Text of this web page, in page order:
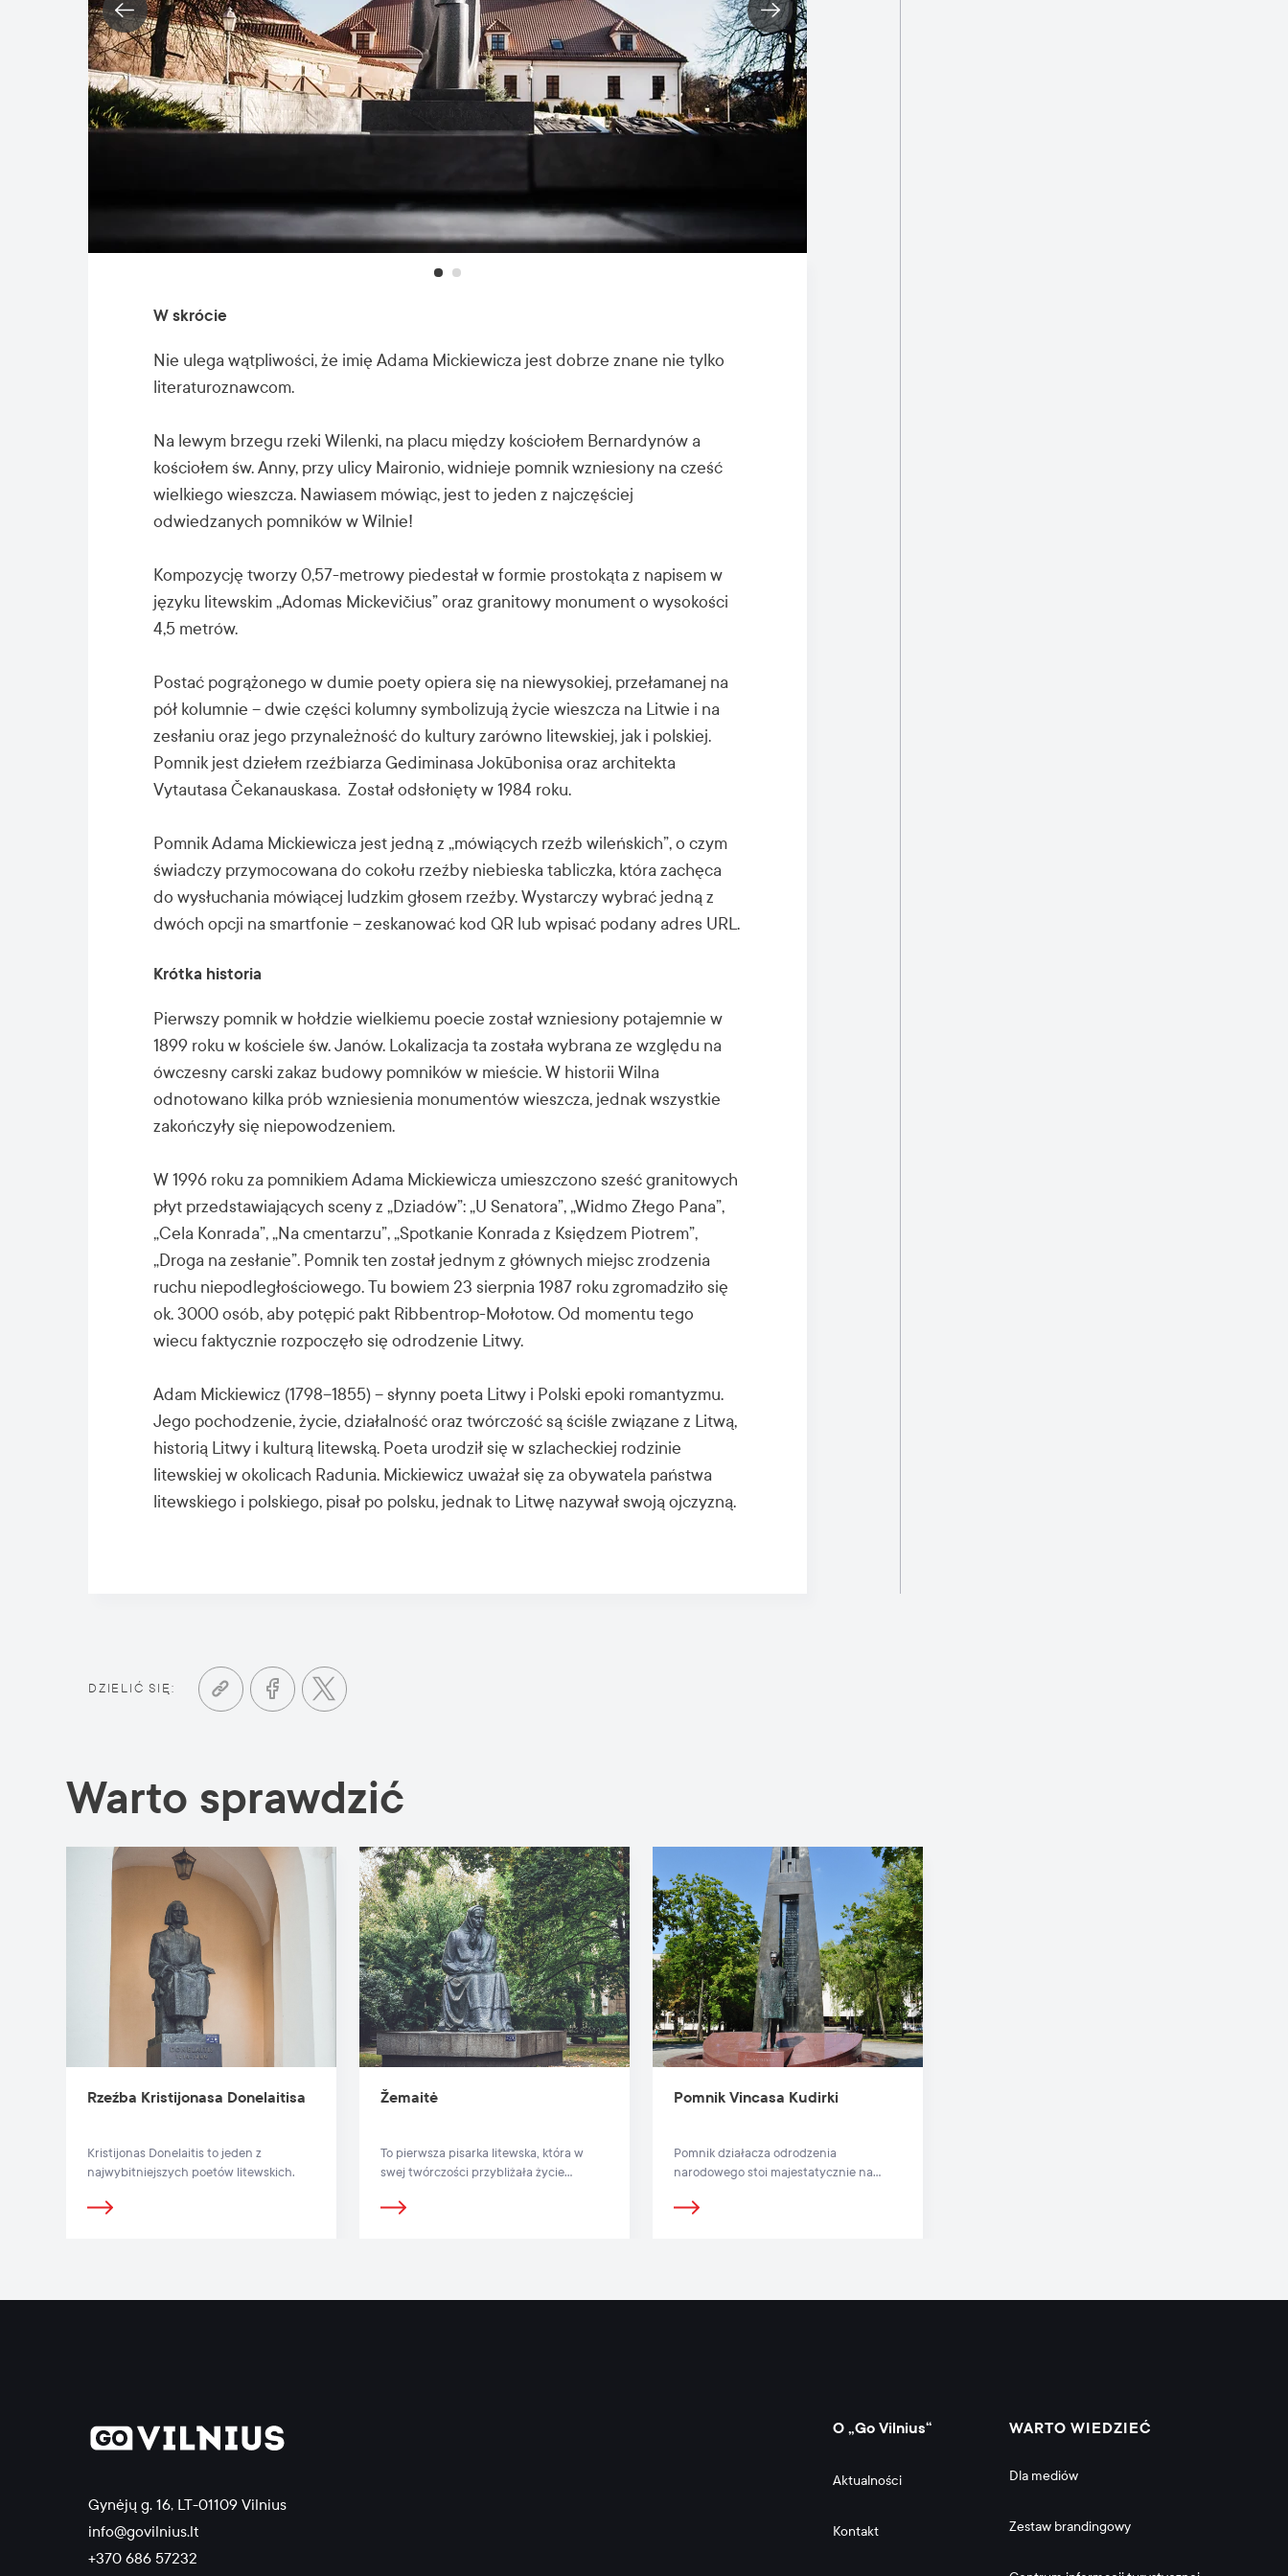
W skrócie
Nie ulega wątpliwości, że imię Adama Mickiewicza jest dobrze znane nie tylko
literaturoznawcom.
Na lewym brzegu rzeki Wilenki, na placu między kościołem Bernardynów a
kościołem św. Anny, przy ulicy Maironio, widnieje pomnik wzniesiony na cześć
wielkiego wieszcza. Nawiasem mówiąc, jest to jeden z najczęściej
odwiedzanych pomników w Wilnie!
Kompozycję tworzy 0,57-metrowy piedestał w formie prostokąta z napisem w
języku litewskim „Adomas Mickevičius” oraz granitowy monument o wysokości
4,5 metrów.
Postać pogrążonego w dumie poety opiera się na niewysokiej, przełamanej na
pół kolumnie – dwie części kolumny symbolizują życie wieszcza na Litwie i na
zesłaniu oraz jego przynależność do kultury zarówno litewskiej, jak i polskiej.
Pomnik jest dziełem rzeźbiarza Gediminasa Jokūbonisa oraz architekta
Vytautasa Čekanauskasa. Został odsłonięty w 1984 roku.
Pomnik Adama Mickiewicza jest jedną z „mówiących rzeźb wileńskich”, o czym
świadczy przymocowana do cokołu rzeźby niebieska tabliczka, która zachęca
do wysłuchania mówiącej ludzkim głosem rzeźby. Wystarczy wybrać jedną z
dwóch opcji na smartfonie – zeskanować kod QR lub wpisać podany adres URL.
Krótka historia
Pierwszy pomnik w hołdzie wielkiemu poecie został wzniesiony potajemnie w
1899 roku w kościele św. Janów. Lokalizacja ta została wybrana ze względu na
ówczesny carski zakaz budowy pomników w mieście. W historii Wilna
odnotowano kilka prób wzniesienia monumentów wieszcza, jednak wszystkie
zakończyły się niepowodzeniem.
W 1996 roku za pomnikiem Adama Mickiewicza umieszczono sześć granitowych
płyt przedstawiających sceny z „Dziadów”: „U Senatora”, „Widmo Złego Pana”,
„Cela Konrada”, „Na cmentarzu”, „Spotkanie Konrada z Księdzem Piotrem”,
„Droga na zesłanie”. Pomnik ten został jednym z głównych miejsc zrodzenia
ruchu niepodległościowego. Tu bowiem 23 sierpnia 1987 roku zgromadziło się
ok. 3000 osób, aby potępić pakt Ribbentrop-Mołotow. Od momentu tego
wiecu faktycznie rozpoczęło się odrodzenie Litwy.
Adam Mickiewicz (1798–1855) – słynny poeta Litwy i Polski epoki romantyzmu.
Jego pochodzenie, życie, działalność oraz twórczość są ściśle związane z Litwą,
historią Litwy i kulturą litewską. Poeta urodził się w szlacheckiej rodzinie
litewskiej w okolicach Radunia. Mickiewicz uważał się za obywatela państwa
litewskiego i polskiego, pisał po polsku, jednak to Litwę nazywał swoją ojczyzną.
DZIELIĆ SIĘ:
Warto sprawdzić
Rzeźba Kristijonasa Donelaitisa
Kristijonas Donelaitis to jeden z
najwybitniejszych poetów litewskich.
Žemaitė
To pierwsza pisarka litewska, która w
swej twórczości przybliżała życie
Pomnik Vincasa Kudirki
Pomnik działacza odrodzenia
narodowego stoi majestatycznie na
Gynėjų g. 16, LT-01109 Vilnius
info@govilnius.lt
+370 686 57232
O „Go Vilnius“
Aktualności
Kontakt
WARTO WIEDZIEĆ
Dla mediów
Zestaw brandingowy